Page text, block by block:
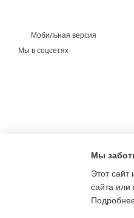
Мобильная версия
Мы в соцсетях
Мы
Этот сайт
сайта или